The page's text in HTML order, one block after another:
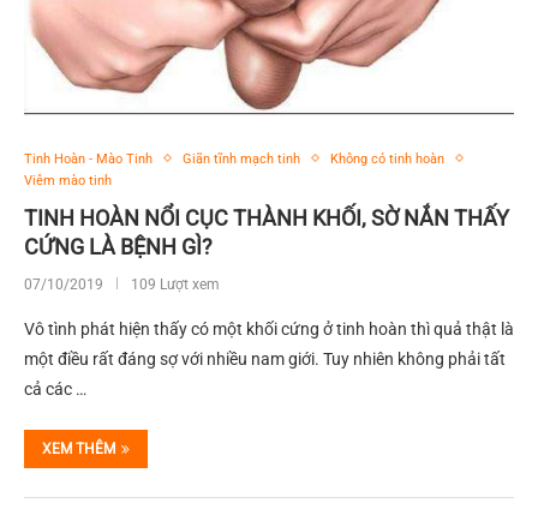
Tinh Hoàn - Mào Tinh Giãn tĩnh mạch tinh
Không có tinh hoàn
Viêm mào tinh
TINH HOÀN NỔI CỤC THÀNH KHỐI, SỜ NẮN THẤY
CỨNG LÀ BỆNH GÌ?
07/10/2019 109 Lượt xem
Vô tình phát hiện thấy có một khối cứng ở tinh hoàn thì quả thật là
một điều rất đáng sợ với nhiều nam giới. Tuy nhiên không phải tất
cả các …
XEM THÊM